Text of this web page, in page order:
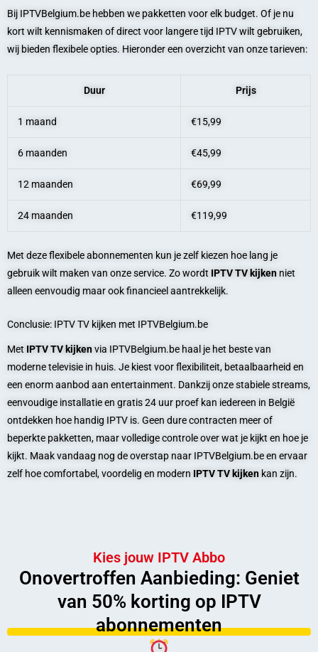
Bij IPTVBelgium.be hebben we pakketten voor elk budget. Of je nu
kort wilt kennismaken of direct voor langere tijd IPTV wilt gebruiken,
wij bieden flexibele opties. Hieronder een overzicht van onze tarieven:
Duur Prijs
1 maand €15,99
6 maanden €45,99
12 maanden €69,99
24 maanden €119,99
Met deze flexibele abonnementen kun je zelf kiezen hoe lang je
gebruik wilt maken van onze service. Zo wordt IPTV TV kijken niet
alleen eenvoudig maar ook financieel aantrekkelijk.
Conclusie: IPTV TV kijken met IPTVBelgium.be
Met IPTV TV kijkenvia IPTVBelgium.be haal je het beste van
moderne televisie in huis. Je kiest voor flexibiliteit, betaalbaarheid en
een enorm aanbod aan entertainment. Dankzij onze stabiele streams,
eenvoudige installatie en gratis 24 uur proef kan iedereen in België
ontdekken hoe handig IPTV is. Geen dure contracten meer of
beperkte pakketten, maar volledige controle over wat je kijkt en hoe je
kijkt. Maak vandaag nog de overstap naar IPTVBelgium.be en ervaar
zelf hoe comfortabel, voordelig en modern IPTV TV kijken kan zijn.
Kies jouw IPTV Abbo
Onovertroffen Aanbieding: Geniet
van 50% korting op IPTV
abonnementen